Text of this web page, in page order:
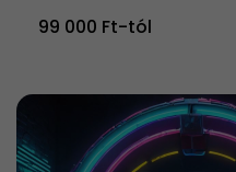
99 000 Ft-tól